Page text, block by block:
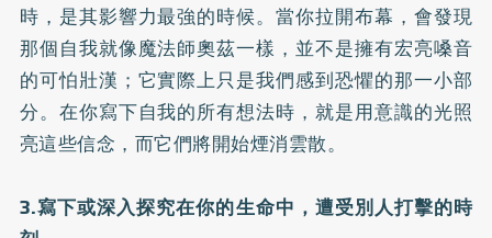
時，是其影響力最強的時候。當你拉開布幕，會發現
那個自我就像魔法師奧茲一樣，並不是擁有宏亮嗓音
的可怕壯漢；它實際上只是我們感到恐懼的那一小部
分。在你寫下自我的所有想法時，就是用意識的光照
亮這些信念，而它們將開始煙消雲散。
3.寫下或深入探究在你的生命中，遭受別人打擊的時